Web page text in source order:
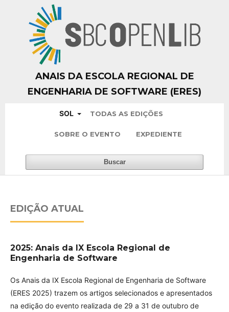
ANAIS DA ESCOLA REGIONAL DE
ENGENHARIA DE SOFTWARE (ERES)
SOL TODAS AS EDIÇÕES
SOBRE O EVENTO EXPEDIENTE
Buscar
EDIÇÃO ATUAL
2025: Anais da IX Escola Regional de
Engenharia de Software
Os Anais da IX Escola Regional de Engenharia de Software
(ERES 2025) trazem os artigos selecionados e apresentados
na edição do evento realizada de 29 a 31 de outubro de